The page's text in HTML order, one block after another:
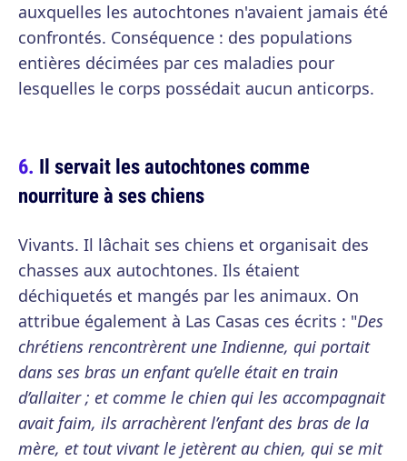
auxquelles les autochtones n'avaient jamais été
confrontés. Conséquence : des populations
entières décimées par ces maladies pour
lesquelles le corps possédait aucun anticorps.
Il servait les autochtones comme
nourriture à ses chiens
Vivants. Il lâchait ses chiens et organisait des
chasses aux autochtones. Ils étaient
déchiquetés et mangés par les animaux. On
attribue également à Las Casas ces écrits : "Des
chrétiens rencontrèrent une Indienne, qui portait
dans ses bras un enfant qu’elle était en train
d’allaiter ; et comme le chien qui les accompagnait
avait faim, ils arrachèrent l’enfant des bras de la
mère, et tout vivant le jetèrent au chien, qui se mit